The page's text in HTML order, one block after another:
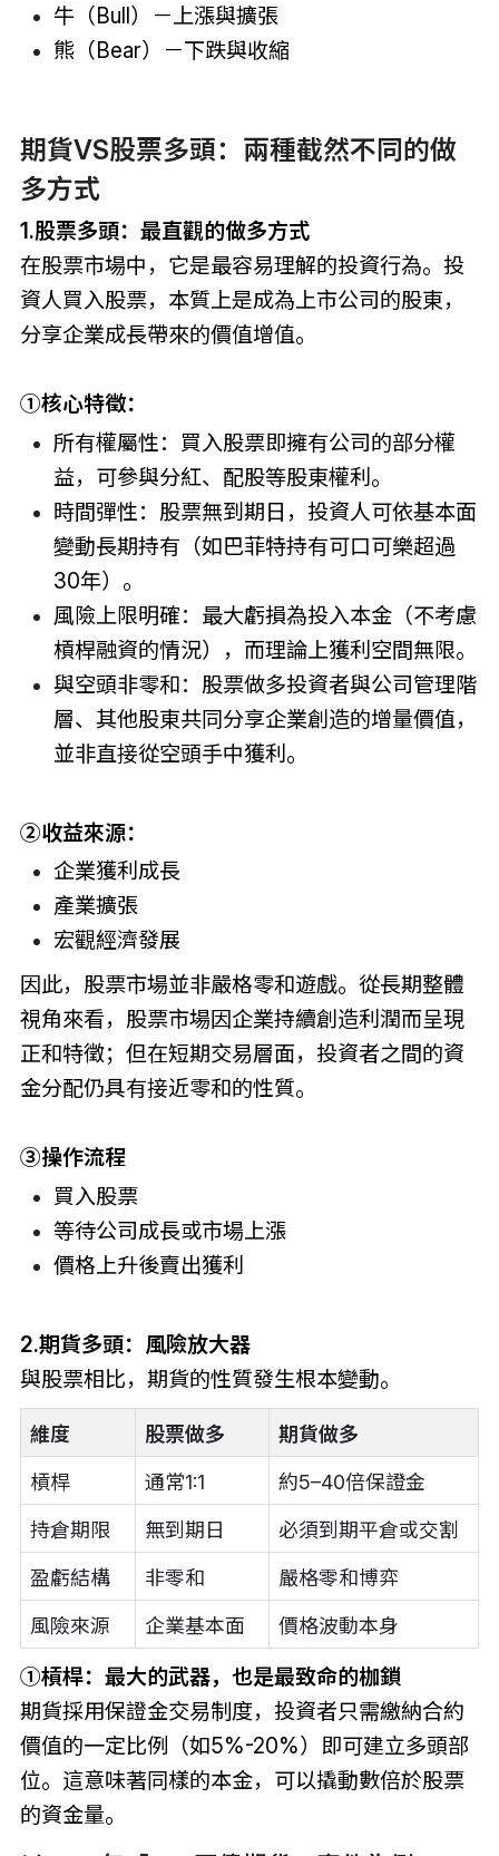
牛（Bull）－上漲與擴張
熊（Bear）－下跌與收縮
期貨VS股票多頭：兩種截然不同的做
多方式
1.股票多頭：最直觀的做多方式
在股票市場中，它是最容易理解的投資行為。投
資人買入股票，本質上是成為上市公司的股東，
分享企業成長帶來的價值增值。
①核心特徵：
所有權屬性：買入股票即擁有公司的部分權
益，可參與分紅、配股等股東權利。
時間彈性：股票無到期日，投資人可依基本面
變動長期持有（如巴菲特持有可口可樂超過
30年）。
風險上限明確：最大虧損為投入本金（不考慮
槓桿融資的情況），而理論上獲利空間無限。
與空頭非零和：股票做多投資者與公司管理階
層、其他股東共同分享企業創造的增量價值，
並非直接從空頭手中獲利。
②收益來源：
企業獲利成長
產業擴張
宏觀經濟發展
因此，股票市場並非嚴格零和遊戲。從長期整體
視角來看，股票市場因企業持續創造利潤而呈現
正和特徵；但在短期交易層面，投資者之間的資
金分配仍具有接近零和的性質。
③操作流程
買入股票
等待公司成長或市場上漲
價格上升後賣出獲利
2.期貨多頭：風險放大器
與股票相比，期貨的性質發生根本變動。
維度 股票做多 期貨做多
槓桿 通常1:1 約5–40倍保證金
持倉期限 無到期日 必須到期平倉或交割
盈虧結構 非零和 嚴格零和博弈
風險來源 企業基本面 價格波動本身
①槓桿：最大的武器，也是最致命的枷鎖
期貨採用保證金交易制度，投資者只需繳納合約
價值的一定比例（如5%-20%）即可建立多頭部
位。這意味著同樣的本金，可以撬動數倍於股票
的資金量。